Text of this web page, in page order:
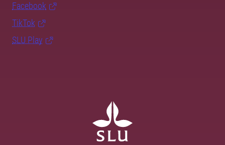
Facebook
TikTok
SLU Play